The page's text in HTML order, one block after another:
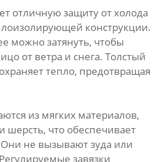
отличную защиту от холода
конструкции.
можно затянуть, чтобы
от ветра и снега. Толстый
тепло, предотвращая
из мягких материалов,
шерсть, что обеспечивает
не вызывают зуда или
завязки